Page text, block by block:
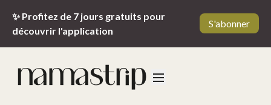
✨ Profitez de 7 jours gratuits pour
découvrir l'application
S'abonner